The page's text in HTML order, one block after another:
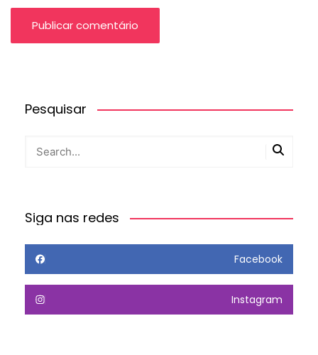
Pesquisar
Siga nas redes
Facebook
Instagram